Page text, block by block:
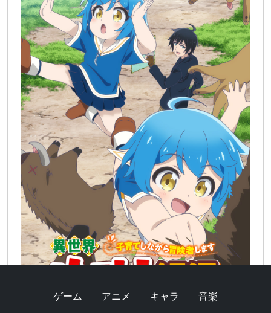
ゲーム アニメ キャラ 音楽